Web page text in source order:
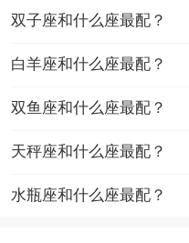
双子座和什么座最配？
白羊座和什么座最配？
双鱼座和什么座最配？
天秤座和什么座最配？
水瓶座和什么座最配？